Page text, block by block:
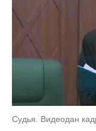
Судья. Видеодан